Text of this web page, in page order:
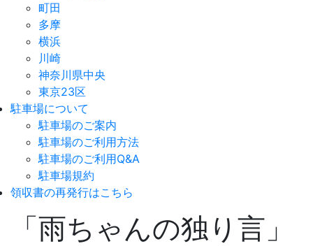
町田
多摩
横浜
川崎
神奈川県中央
東京23区
駐車場について
駐車場のご案内
駐車場のご利用方法
駐車場のご利用Q&A
駐車場規約
領収書の再発行はこちら
「雨ちゃんの独り言」